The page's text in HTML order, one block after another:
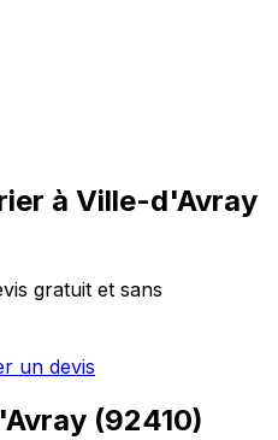
à Ville-d'Avray
gratuit et sans
un devis
(92410)